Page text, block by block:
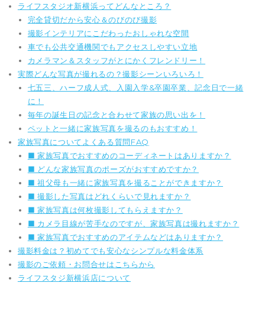
ライフスタジオ新横浜ってどんなところ？
完全貸切だから安心＆のびのび撮影
撮影インテリアにこだわったおしゃれな空間
車でも公共交通機関でもアクセスしやすい立地
カメラマン＆スタッフがとにかくフレンドリー！
実際どんな写真が撮れるの？撮影シーンいろいろ！
七五三、ハーフ成人式、入園入学&卒園卒業、記念日で一緒
に！
毎年の誕生日の記念と合わせて家族の思い出を！
ペットと一緒に家族写真を撮るのもおすすめ！
家族写真についてよくある質問FAQ
■ 家族写真でおすすめのコーディネートはありますか？
■ どんな家族写真のポーズがおすすめですか？
■ 祖父母も一緒に家族写真を撮ることができますか？
■ 撮影した写真はどれくらいで見れますか？
■ 家族写真は何枚撮影してもらえますか？
■ カメラ目線が苦手なのですが、家族写真は撮れますか？
■ 家族写真でおすすめのアイテムなどはありますか？
撮影料金は？初めてでも安心なシンプルな料金体系
撮影のご依頼・お問合せはこちらから
ライフスタジ新横浜店について